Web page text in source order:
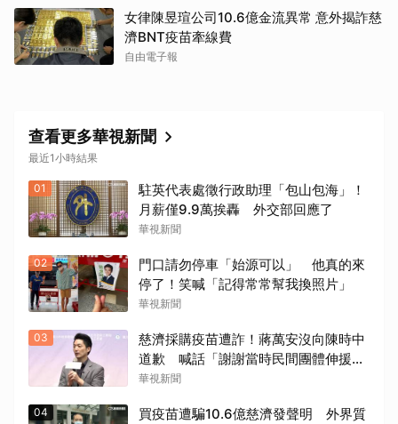
女律陳昱瑄公司10.6億金流異常 意外揭詐慈
濟BNT疫苗牽線費
自由電子報
查看更多華視新聞
最近1小時結果
01
駐英代表處徵行政助理「包山包海」！
月薪僅9.9萬挨轟 外交部回應了
華視新聞
02
門口請勿停車「始源可以」 他真的來
停了！笑喊「記得常常幫我換照片」
華視新聞
03
慈濟採購疫苗遭詐！蔣萬安沒向陳時中
道歉 喊話「謝謝當時民間團體伸援
手」
華視新聞
04
買疫苗遭騙10.6億慈濟發聲明 外界質